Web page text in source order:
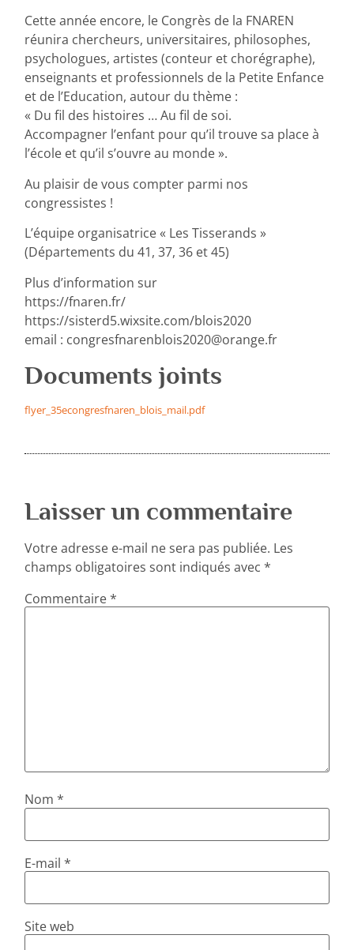
Cette année encore, le Congrès de la FNAREN
réunira chercheurs, universitaires, philosophes,
psychologues, artistes (conteur et chorégraphe),
enseignants et professionnels de la Petite Enfance
et de l’Education, autour du thème :
« Du fil des histoires … Au fil de soi.
Accompagner l’enfant pour qu’il trouve sa place à
l’école et qu’il s’ouvre au monde ».
Au plaisir de vous compter parmi nos
congressistes !
L’équipe organisatrice « Les Tisserands »
(Départements du 41, 37, 36 et 45)
Plus d’information sur
https://fnaren.fr/
https://sisterd5.wixsite.com/blois2020
email : congresfnarenblois2020@orange.fr
Documents joints
flyer_35econgresfnaren_blois_mail.pdf
Laisser un commentaire
Votre adresse e-mail ne sera pas publiée. Les
champs obligatoires sont indiqués avec*
Commentaire*
Nom*
E-mail*
Site web